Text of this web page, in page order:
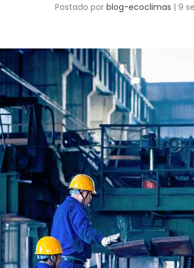
Postado porblog-ecoclimas |9